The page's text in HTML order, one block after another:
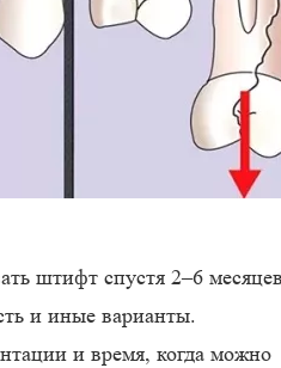
штифт спустя 2–6
и иные варианты.
и время, когда можно